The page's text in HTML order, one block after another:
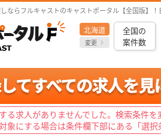
ならフルキャストのキャストポータル【全国版】
北海道
変更
全国の
案件数
る求人がありませんでした。検索条件を
象にする場合は条件欄下部にある「選